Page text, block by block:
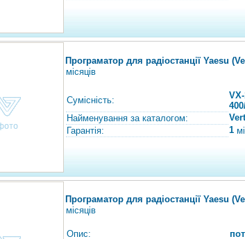
Програматор для радіостанції Yaesu
місяців
Сумісність:
Найменування за каталогом:
Гарантія:
1
Програматор для радіостанції Yaesu
місяців
Опис: